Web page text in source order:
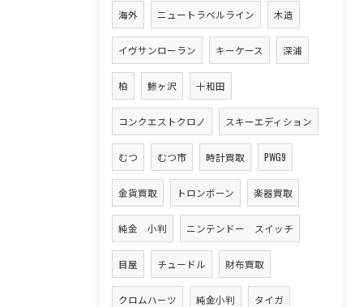
海外 ニュートラベルライン 木造
イヴサンローラン キーケース 深浦
柏 鯵ヶ沢 十和田
コンクエストクロノ スキーエディション
むつ むつ市 時計買取 PWG9
金貨買取 トロンボーン 楽器買取
純金 小判 ニンテンドー スイッチ
目屋 チュードル 財布買取
クロムハーツ 純金小判 タイガ